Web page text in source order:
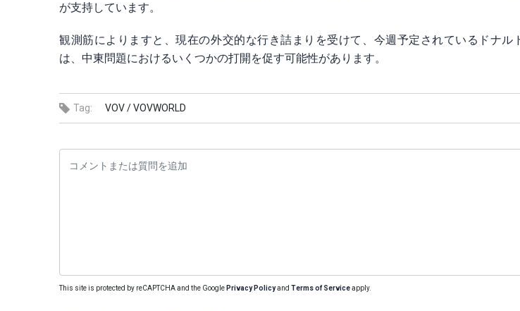
が支持し⁠ています。
観測筋によりますと、現在の外交的な行き詰まりを受けて、今週予定されているドナル
は、中東問題におけるいくつかの打開を促す可能性があります。
Tag: VOV /VOVWORLD
This site is protected by reCAPTCHA and the Google Privacy Policyand Terms of Serviceapply.